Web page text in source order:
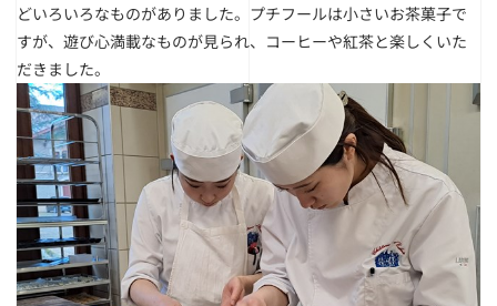
どいろいろなものがありました。プチフールは小さいお茶菓子で
すが、遊び心満載なものが見られ、コーヒーや紅茶と楽しくいた
だきました。